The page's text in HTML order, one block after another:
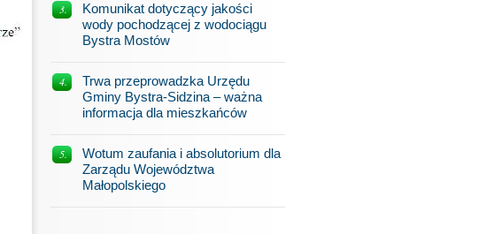
Komunikat dotyczący jakości
wody pochodzącej z wodociągu
Bystra Mostów
Trwa przeprowadzka Urzędu
Gminy Bystra-Sidzina – ważna
informacja dla mieszkańców
Wotum zaufania i absolutorium dla
Zarządu Województwa
Małopolskiego